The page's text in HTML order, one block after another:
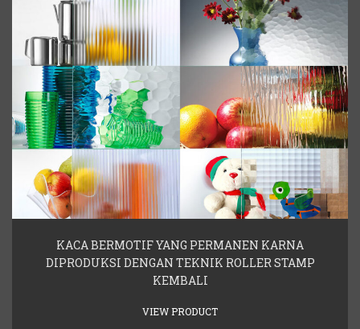
KACA BERMOTIF YANG PERMANEN KARNA
DIPRODUKSI DENGAN TEKNIK ROLLER STAMP
KEMBALI
VIEW PRODUCT